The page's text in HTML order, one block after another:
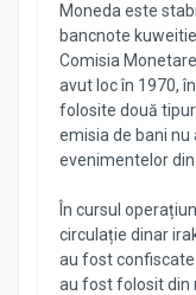
Moneda este
bancnote
Comisia
avut loc în 1970,
folosite două
emisia de bani
evenimentelor din
În cursul
circulație dinar
au fost confiscate
au fost folosit din